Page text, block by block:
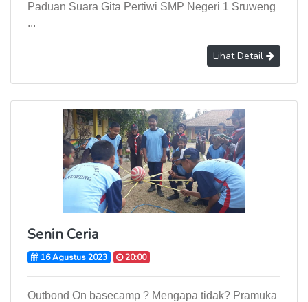
Paduan Suara Gita Pertiwi SMP Negeri 1 Sruweng
...
Lihat Detail
Senin Ceria
16 Agustus 2023 20:00
Outbond On basecamp ? Mengapa tidak? Pramuka